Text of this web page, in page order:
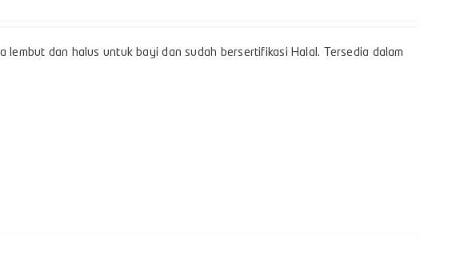
lembut dan halus untuk bayi dan sudah bersertifikasi Halal. Tersedia dalam